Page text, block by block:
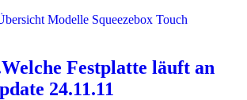
Modelle Squeezebox Touch
Festplatte läuft an
24.11.11